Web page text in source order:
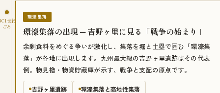
世紀
ごろ
環濠集落
環濠集落の出現 ─ 吉野ヶ里に見る「戦争の始まり」
余剰食料をめぐる争いが激化し、集落を堀と土塁で囲む「環濠集
落」が各地に出現します。九州最大級の吉野ヶ里遺跡はその代表
例。物見櫓・物資貯蔵庫が示す、戦争と支配の原点です。
吉野ヶ里遺跡 環濠集落と高地性集落